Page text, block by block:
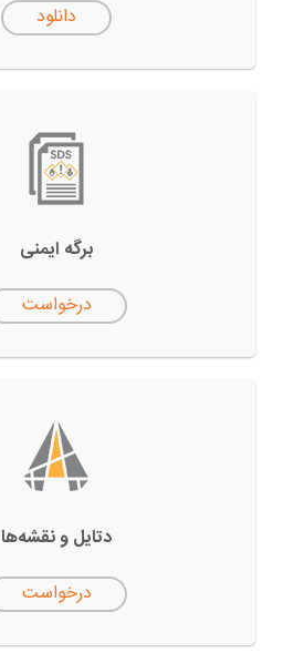
دانلود
برگه ایمنی
درخواست
دتایل‌ و نقشه‌ها
درخواست